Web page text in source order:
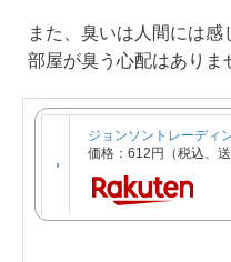
また、臭いは人間には
部屋が臭う心配はありま
ジョンソントレーデ
価格：612円（税込、